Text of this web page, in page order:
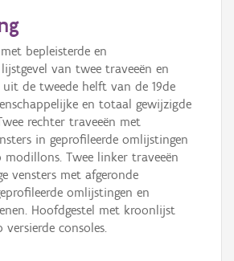
bepleisterde en
van twee traveeën en
de tweede helft van de 19de
en totaal gewijzigde
rechter traveeën met
in geprofileerde omlijstingen
Twee linker traveeën
vensters met afgeronde
omlijstingen en
Hoofdgestel met kroonlijst
consoles.